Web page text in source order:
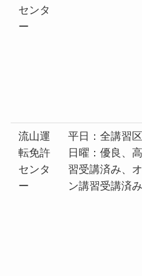
センタ
ー
流山運
転免許
センタ
ー
平日：全講習
日曜：優良、
習受講済み、
ン講習受講済み